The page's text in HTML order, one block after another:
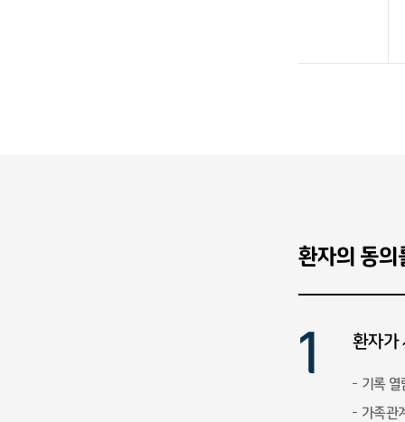
환자의 동의
환자가
기록 열
가족관